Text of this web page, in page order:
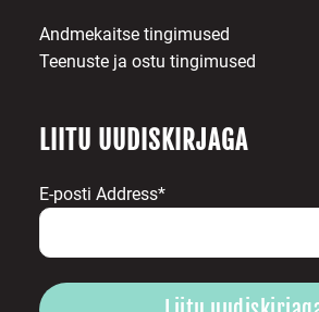
Andmekaitse tingimused
Teenuste ja ostu tingimused
LIITU UUDISKIRJAGA
E-posti Address*